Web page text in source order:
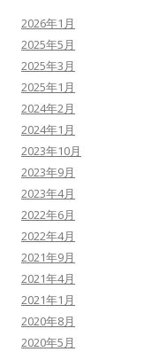
2026年1月
2025年5月
2025年3月
2025年1月
2024年2月
2024年1月
2023年10月
2023年9月
2023年4月
2022年6月
2022年4月
2021年9月
2021年4月
2021年1月
2020年8月
2020年5月